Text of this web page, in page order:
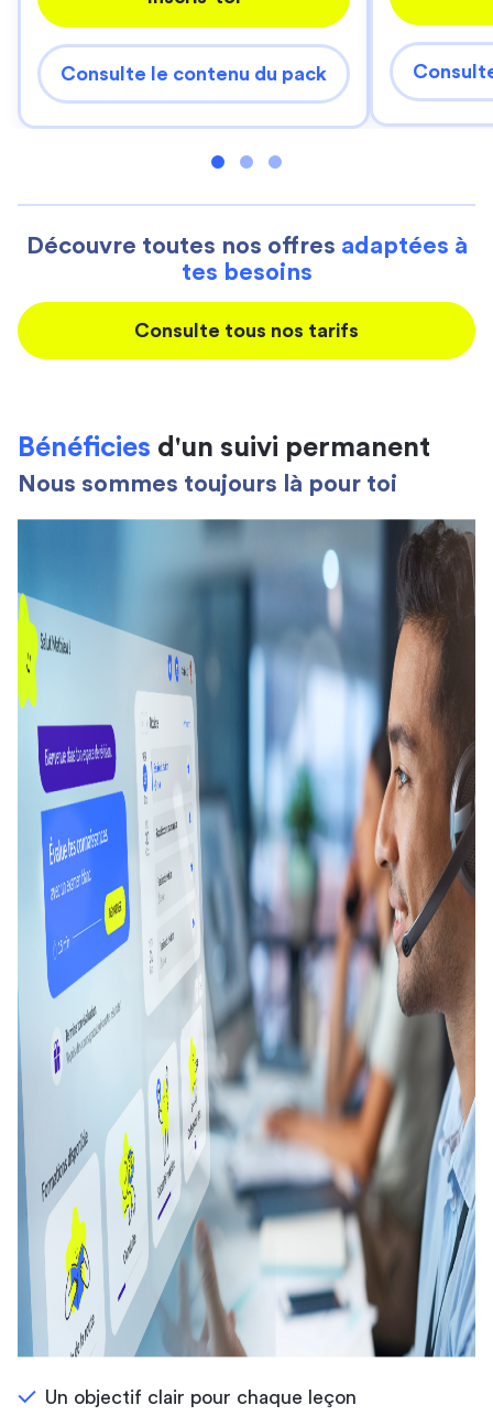
Consulte le contenu du pack
Découvre toutes nos offres adaptées à
tes besoins
Consulte tous nos tarifs
Bénéficies d'un suivi permanent
Nous sommes toujours là pour toi
Un objectif clair pour chaque leçon